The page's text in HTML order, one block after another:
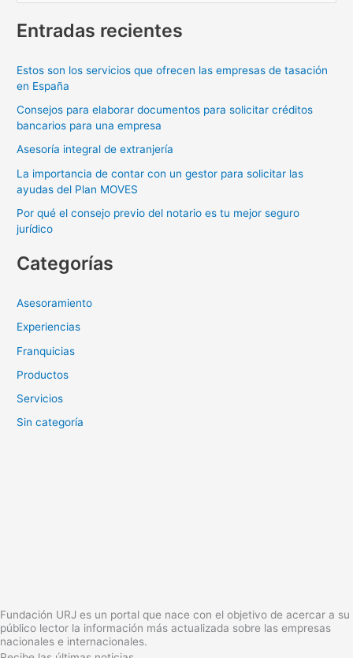
s
a
r
p
:
Entradas recientes
Estos son los servicios que ofrecen las empresas de tasación
en España
Consejos para elaborar documentos para solicitar créditos
bancarios para una empresa
Asesoría integral de extranjería
La importancia de contar con un gestor para solicitar las
ayudas del Plan MOVES
Por qué el consejo previo del notario es tu mejor seguro
jurídico
Categorías
Asesoramiento
Experiencias
Franquicias
Productos
Servicios
Sin categoría
Fundación URJ es un portal que nace con el objetivo de acercar a su
público lector la información más actualizada sobre las empresas
nacionales e internacionales.